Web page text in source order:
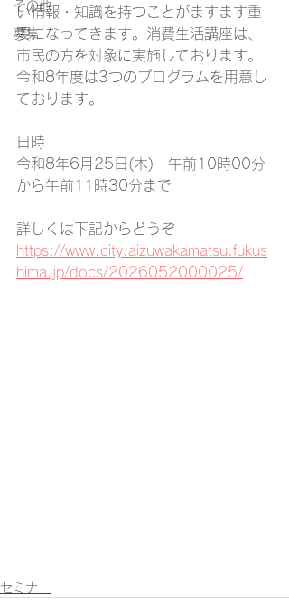
その他
募集
い情報・知識を持つことがますます重
要になってきます。消費生活講座は、
市民の方を対象に実施しております。
令和8年度は3つのプログラムを用意し
ております。
日時
令和8年6月25日(木)　午前10時00分
から午前11時30分まで
詳しくは下記からどうぞ
https://www.city.aizuwakamatsu.fukus
hima.jp/docs/2026052000025/
セミナー